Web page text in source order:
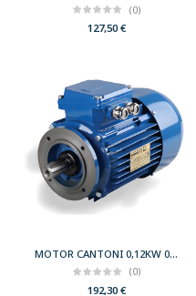
(0)
127,50€
MOTOR CANTONI 0,12KW 0,17CV 750 B14 T71 230/400 IE2
(0)
192,30€